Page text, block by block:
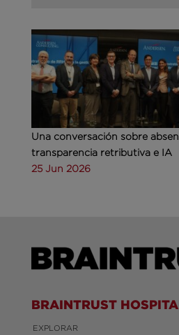
Una conversación sobre
transparencia retributiva e IA
25 Jun 2026
BRAINTRUST
EXPLORAR